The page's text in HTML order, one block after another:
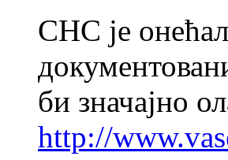
СНС је
би значајно
http://